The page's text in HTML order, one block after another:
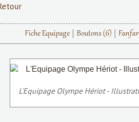
Fiche Equipage Boutons (6)
L'Equipage Olympe Hériot -